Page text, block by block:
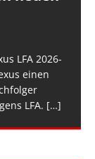
LFA 2026-
einen
LFA. […]